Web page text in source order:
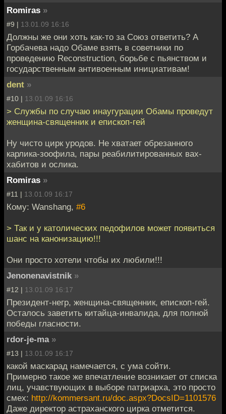
Romiras »
#9 | 13.01.09 16:16
Должны же они хоть как-то за Союз ответить? А
Горбачева надо Обаме взять в советники по
проведению Reconstruction, борьбе с пьянством и
государственным антивоенным инициативам!
dent »
#10 | 13.01.09 16:16
> Cлужбы по случаю инаугурации Обамы проведут
женщина-священник и епископ-гей
Ну чисто цирк уродов. Не хватает обрезанного
карлика-зоофила, пары реабилитированных вах-
хабитов и ослика.
Romiras »
#11 | 13.01.09 16:17
Кому: Wanshang, #6
> Так и у католических педофилов может появиться
шанс на канонизацию!!!
Они просто хотели чтобы их любили!!!
Jenonenavistnik »
#12 | 13.01.09 16:17
Президент-негр, женщина-священник, епископ-гей.
Осталось заветить китайца-инвалида, для полной
победы гласности.
rdor-je-ma »
#13 | 13.01.09 16:17
какой маскарад намечается, с ума сойти.
Примерно такое же впечатление возникает от списка
лиц, учавствующих в выборе патриарха, это просто
смех: http://kommersant.ru/doc.aspx?DocsID=1101576
Даже директор астраханского цирка отметится.